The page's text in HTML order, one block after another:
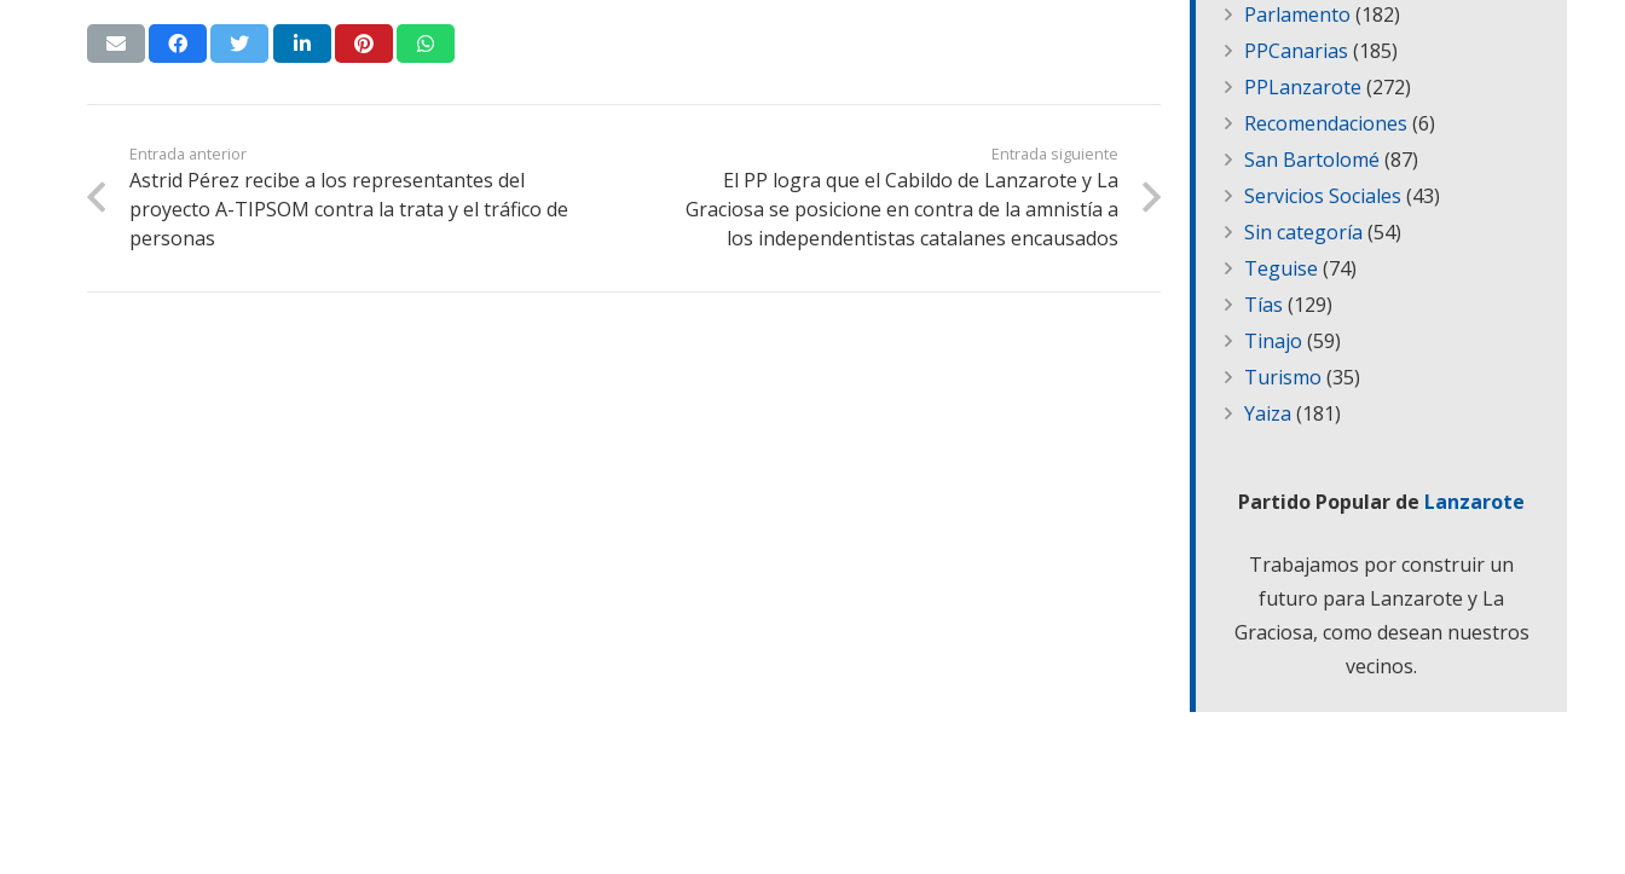
Entrada anterior
Astrid Pérez recibe a los representantes del
proyecto A-TIPSOM contra la trata y el tráfico de
personas
Entrada siguiente
El PP logra que el Cabildo de Lanzarote y La
Graciosa se posicione en contra de la amnistía a
los independentistas catalanes encausados
Parlamento (182)
PPCanarias (185)
PPLanzarote (272)
Recomendaciones (6)
San Bartolomé (87)
Servicios Sociales (43)
Sin categoría (54)
Teguise (74)
Tías (129)
Tinajo (59)
Turismo (35)
Yaiza (181)
Partido Popular de Lanzarote
Trabajamos por construir un
futuro para Lanzarote y La
Graciosa, como desean nuestros
vecinos.